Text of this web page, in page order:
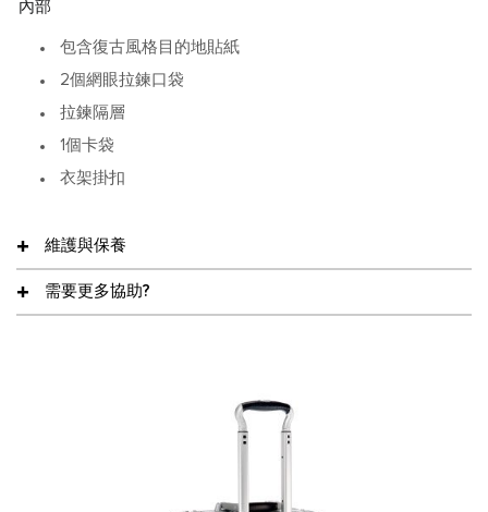
內部
包含復古風格目的地貼紙
2個網眼拉鍊口袋
拉鍊隔層
1個卡袋
衣架掛扣
維護與保養
需要更多協助?